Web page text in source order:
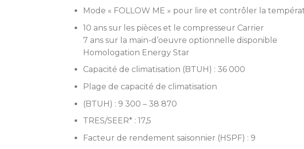
Mode « FOLLOW ME » pour lire et contrôler la
10 ans sur les pièces et le compresseur Carrier
7 ans sur la main-d’oeuvre optionnelle disponible
Homologation Energy Star
Capacité de climatisation (BTUH) : 36 000
Plage de capacité de climatisation
(BTUH) : 9 300 – 38 870
TRES/SEER* : 17,5
Facteur de rendement saisonnier (HSPF) : 9